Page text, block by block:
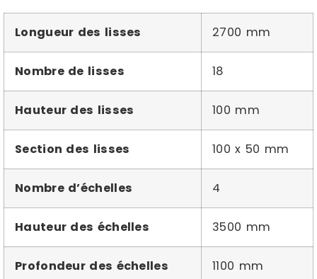
Longueur des lisses 2700 mm
Nombre de lisses 18
Hauteur des lisses 100 mm
Section des lisses 100 x 50 mm
Nombre d’échelles 4
Hauteur des échelles 3500 mm
Profondeur des échelles 1100 mm